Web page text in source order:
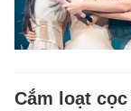
Cắm loạt